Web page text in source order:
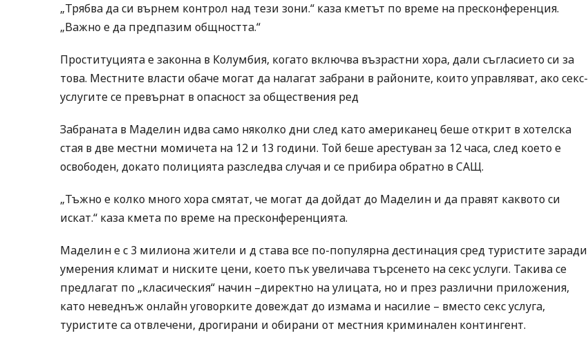
„Трябва да си върнем контрол над тези зони.“ каза кметът по време на пресконференция.
„Важно е да предпазим общността.“
Проституцията е законна в Колумбия, когато включва възрастни хора, дали съгласието си за
това. Местните власти обаче могат да налагат забрани в районите, които управляват, ако секс-
услугите се превърнат в опасност за обществения ред
Забраната в Маделин идва само няколко дни след като американец беше открит в хотелска
стая в две местни момичета на 12 и 13 години. Той беше арестуван за 12 часа, след което е
освободен, докато полицията разследва случая и се прибира обратно в САЩ.
„Тъжно е колко много хора смятат, че могат да дойдат до Маделин и да правят каквото си
искат.“ каза кмета по време на пресконференцията.
Маделин е с 3 милиона жители и д става все по-популярна дестинация сред туристите заради
умерения климат и ниските цени, което пък увеличава търсенето на секс услуги. Такива се
предлагат по „класическия“ начин –директно на улицата, но и през различни приложения,
като неведнъж онлайн уговорките довеждат до измама и насилие – вместо секс услуга,
туристите са отвлечени, дрогирани и обирани от местния криминален контингент.